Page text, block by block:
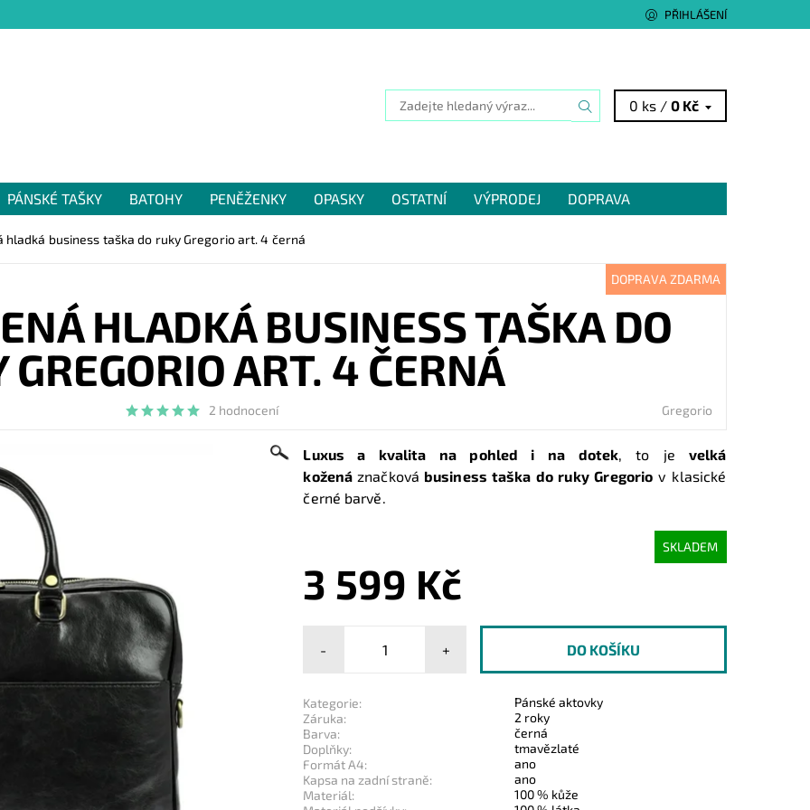
PŘIHLÁŠENÍ
0 ks /0 Kč
PÁNSKÉ TAŠKY BATOHY PENĚŽENKY OPASKY OSTATNÍ VÝPRODEJ
DOPRAVA
hladká business taška do ruky Gregorio art. 4 černá
DOPRAVA ZDARMA
HLADKÁ BUSINESS TAŠKA DO
GREGORIO ART. 4 ČERNÁ
2 hodnocení Gregorio
Luxus a kvalita na pohled i na dotek , to je
velká
kožená značková business taška do ruky Gregorio v klasické
černé barvě.
SKLADEM
3 599 Kč
- +
Kategorie:
Pánské aktovky
Záruka:
2 roky
Barva:
černá
Doplňky:
tmavězlaté
Formát A4:
ano
Kapsa na zadní straně:
ano
Materiál:
100 % kůže